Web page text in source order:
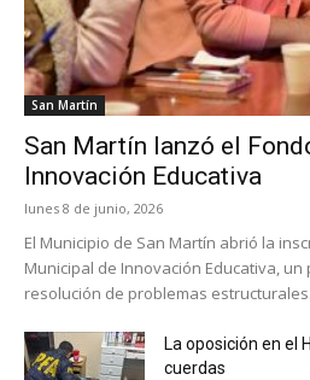
San Martín
San Martín lanzó el
Innovación Educativa
lunes 8 de junio, 2026
El Municipio de San Martín abrió la
Municipal de Innovación Educativa,
resolución de problemas
La oposición en el
cuerdas